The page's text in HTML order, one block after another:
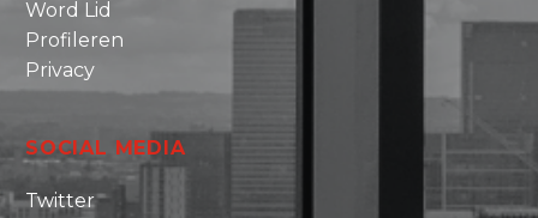
Word Lid
Profileren
Privacy
SOCIAL MEDIA
Twitter